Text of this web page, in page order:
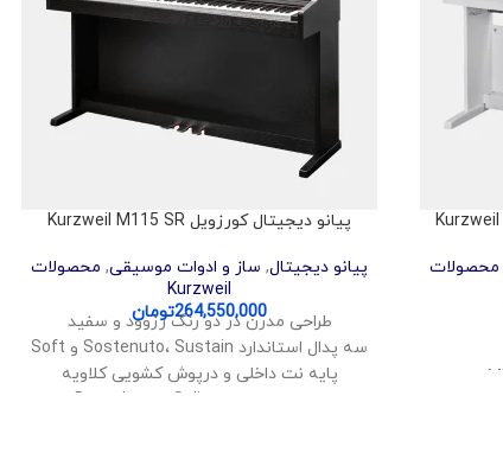
محصولات
پیانو دیجیتال کورزویل Kurzweil M115 SR
پیانو دیجیتال, ساز و ادوات موسیقی, محصولات
Kurzweil
264,550,000تومان
طراحی مدرن در دو رنگ رزوود و سفید
سه پدال استاندارد Sostenuto، Sustain و Soft
پایه نت داخلی و درپوش کشویی کلاویه